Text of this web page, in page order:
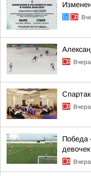
Победа
девочек